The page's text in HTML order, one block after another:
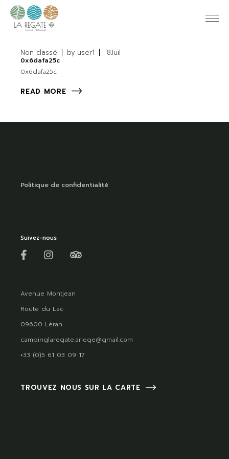
Non classé by user1 8Juil
0x6dafa25c
0x6dafa25c
READ MORE
Politique de confidentialité
Suivez-nous
Avenue Montjean
Route du Lac
09600 Léran
campinglaregate.ariege@gmail.com
+33 (0)5 61 03 09 17
TROUVEZ NOUS SUR LA CARTE